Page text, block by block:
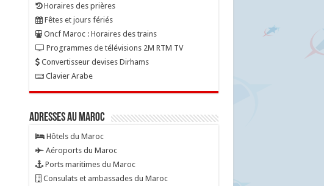
Horaires des prières
Fêtes et jours fériés
Oncf Maroc : Horaires des trains
Programmes de télévisions 2M RTM TV
Convertisseur devises Dirhams
Clavier Arabe
Adresses au Maroc
Hôtels du Maroc
Aéroports du Maroc
Ports maritimes du Maroc
Consulats et ambassades du Maroc